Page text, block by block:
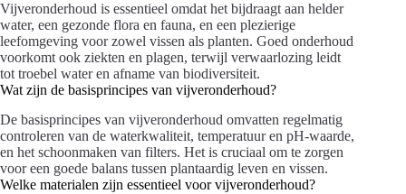
Vijveronderhoud is essentieel omdat het bijdraagt aan helder
water, een gezonde flora en fauna, en een plezierige
leefomgeving voor zowel vissen als planten. Goed onderhoud
voorkomt ook ziekten en plagen, terwijl verwaarlozing leidt
tot troebel water en afname van biodiversiteit.
Wat zijn de basisprincipes van vijveronderhoud?
De basisprincipes van vijveronderhoud omvatten regelmatig
controleren van de waterkwaliteit, temperatuur en pH-waarde,
en het schoonmaken van filters. Het is cruciaal om te zorgen
voor een goede balans tussen plantaardig leven en vissen.
Welke materialen zijn essentieel voor vijveronderhoud?